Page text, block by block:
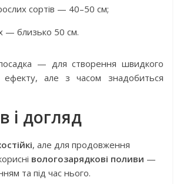
сортів — 40–50 см;
— близько 50 см.
— для створення швидкого
ефекту, але з часом знадобиться
і догляд
, але для продовження
вологозарядкові поливи —
та під час нього.